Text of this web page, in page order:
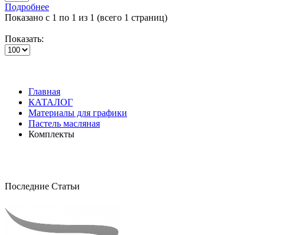
Подробнее
Показано с 1 по 1 из 1 (всего 1 страниц)
Показать:
Главная
КАТАЛОГ
Материалы для графики
Пастель масляная
Комплекты
Последние Статьи